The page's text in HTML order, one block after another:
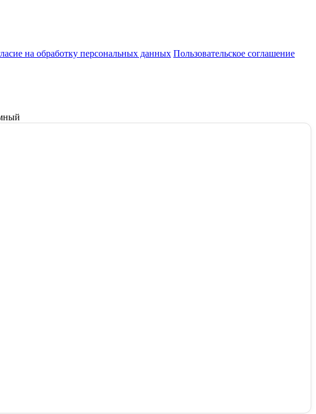
на обработку персональных данных Пользовательское соглашение